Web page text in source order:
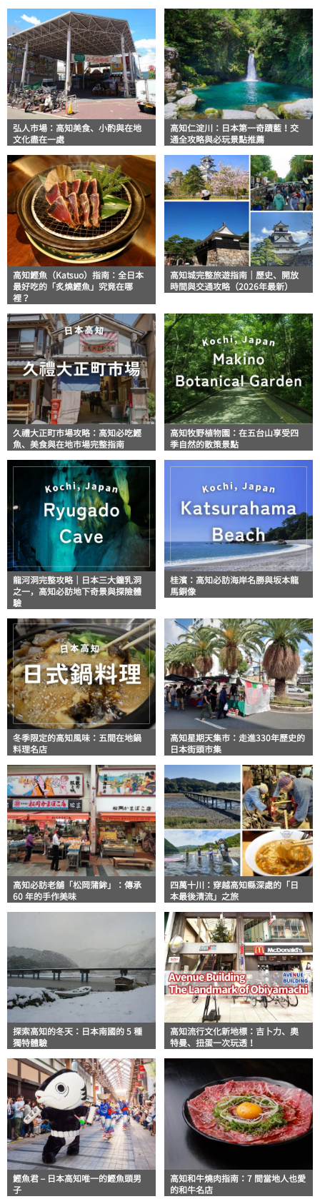
弘人市場：高知美食、小酌與在地
文化盡在一處
高知仁淀川：日本第一奇蹟藍！交
通全攻略與必玩景點推薦
高知鰹魚（Katsuo）指南：全日本
最好吃的「炙燒鰹魚」究竟在哪
裡？
高知城完整旅遊指南｜歷史、開放
時間與交通攻略（2026年最新）
久禮大正町市場攻略：高知必吃鰹
魚、美食與在地市場完整指南
高知牧野植物園：在五台山享受四
季自然的散策景點
龍河洞完整攻略｜日本三大鐘乳洞
之一，高知必訪地下奇景與探險體
驗
桂濱：高知必訪海岸名勝與坂本龍
馬銅像
冬季限定的高知風味：五間在地鍋
料理名店
高知星期天集市：走進330年歷史的
日本街頭市集
高知必訪老舖「松岡蒲鉾」：傳承
60 年的手作美味
四萬十川：穿越高知縣深處的「日
本最後清流」之旅
探索高知的冬天：日本南國的 5 種
獨特體驗
高知流行文化新地標：吉卜力、奧
特曼、扭蛋一次玩透！
鰹魚君 – 日本高知唯一的鰹魚頭男
子
高知和牛燒肉指南：7 間當地人也愛
的和牛名店